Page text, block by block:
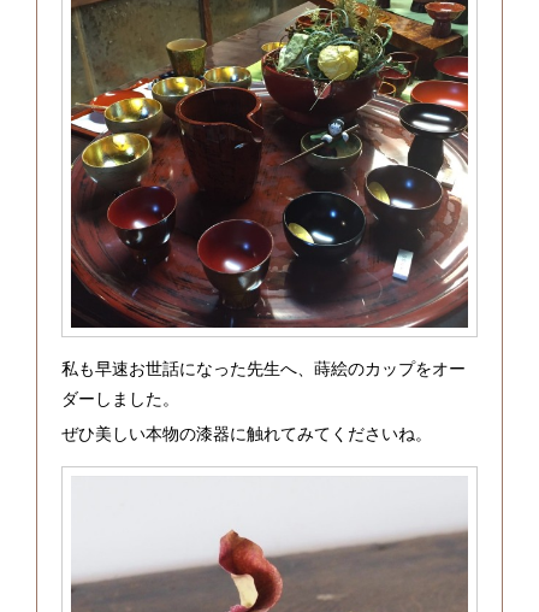
私も早速お世話になった先生へ、蒔絵のカップをオー
ダーしました。
ぜひ美しい本物の漆器に触れてみてくださいね。